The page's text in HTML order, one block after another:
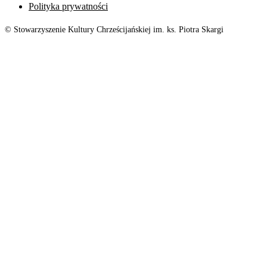
Polityka prywatności
© Stowarzyszenie Kultury Chrześcijańskiej im. ks. Piotra Skargi